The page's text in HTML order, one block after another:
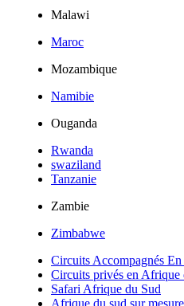
Malawi
Maroc
Mozambique
Namibie
Ouganda
Rwanda
swaziland
Tanzanie
Zambie
Zimbabwe
Circuits Accompagnés
Circuits privés en Afrique
Safari Afrique du Sud
Afrique du sud sur mesure